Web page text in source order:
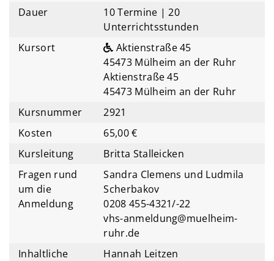
Dauer
10 Termine | 20
Unterrichtsstunden
Kursort
Aktienstraße 45
45473 Mülheim an der Ruhr
Aktienstraße 45
45473 Mülheim an der Ruhr
Kursnummer
2921
Kosten
65,00 €
Kursleitung
Britta Stalleicken
Fragen rund
um die
Anmeldung
Sandra Clemens und Ludmila
Scherbakov
0208 455-4321/-22
vhs-anmeldung@muelheim-
ruhr.de
Inhaltliche
Hannah Leitzen